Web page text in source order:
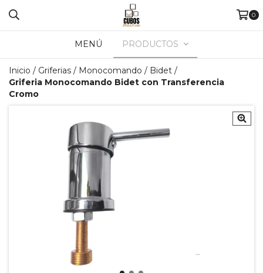
0
MENÚ PRODUCTOS
Inicio / Griferias / Monocomando / Bidet /
Griferia Monocomando Bidet con Transferencia
Cromo